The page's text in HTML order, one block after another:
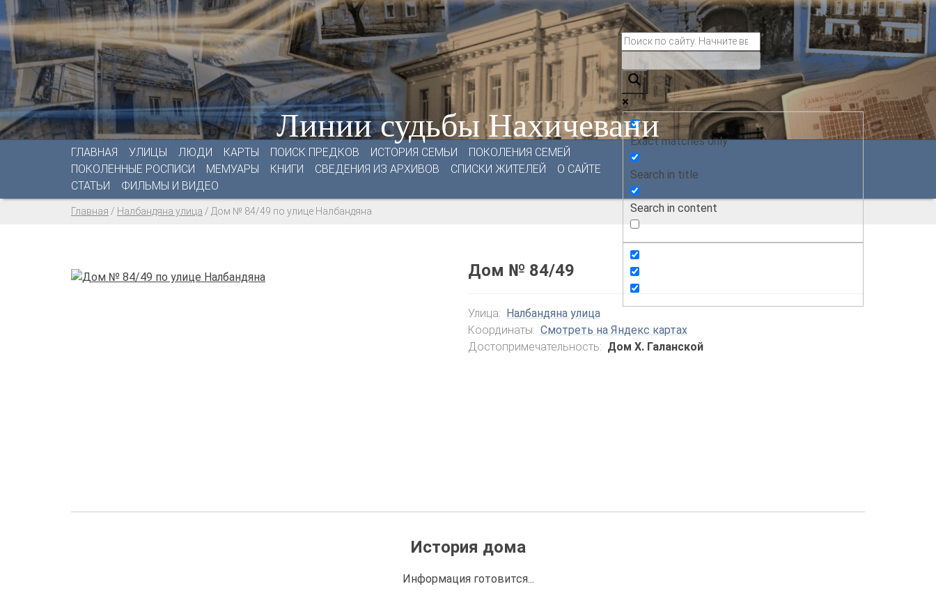
Линии судьбы Нахичевани
ГЛАВНАЯ УЛИЦЫ ЛЮДИ КАРТЫ ПОИСК ПРЕДКОВ ИСТОРИЯ СЕМЬИ
ПОКОЛЕНИЯ СЕМЕЙ
ПОКОЛЕННЫЕ РОСПИСИ
МЕМУАРЫ КНИГИ СВЕДЕНИЯ ИЗ АРХИВОВ СПИСКИ ЖИТЕЛЕЙ
О САЙТЕ
СТАТЬИ
ФИЛЬМЫ И ВИДЕО
Exact matches only
Search in title
Search in content
Главная / Налбандяна улица / Дом № 84/49 по улице Налбандяна
Дом № 84/49
Улица: Налбандяна улица
Координаты: Смотреть на Яндекс картах
Достопримечательность: Дом Х. Галанской
История дома
Информация готовится...